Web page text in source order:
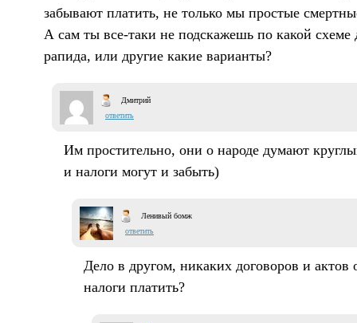
забывают платить, не только мы простые
А сам ты все-таки не подскажешь по какой схеме
рапида, или другие какие варианты?
Дмитрий
ответить
Им простительно, они о народе думают
и налоги могут и забыть)
Ленивый бомж
ответить
Дело в другом, никаких договоров и
налоги платить?